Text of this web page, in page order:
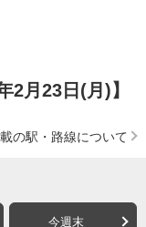
2月23日(月)】
の駅・路線について
今週末